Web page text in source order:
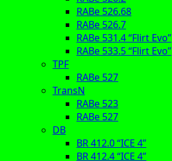
RABe 526.68
RABe 526.7
RABe 531.4 “Flirt Evo”
RABe 533.5 “Flirt Evo”
TPF
RABe 527
TransN
RABe 523
RABe 527
DB
BR 412.0 “ICE 4”
BR 412.4 “ICE 4”